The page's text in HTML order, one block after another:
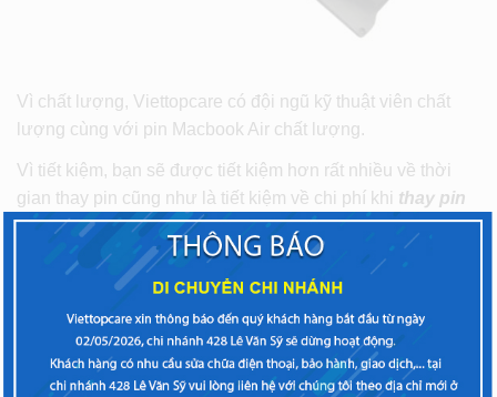
Vì chất lượng, Viettopcare có đội ngũ kỹ thuật viên chất
lượng cùng với pin Macbook Air chất lượng.
Vì tiết kiệm, bạn sẽ được tiết kiệm hơn rất nhiều về thời
gian thay pin cũng như là tiết kiệm về chi phí khi thay pin
Macbook Airtại Viettopcare
Bạn có thể tham khảo thêm dịch vụ sửa Macbook Air
sinh Macbook Air
,…tại Viettopcare